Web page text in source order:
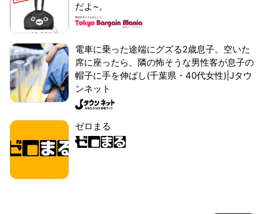
だよ~。
電車に乗った途端にグズる2歳息子。空いた
席に座ったら、隣の怖そうな男性客が息子の
帽子に手を伸ばし(千葉県・40代女性)|Jタウ
ンネット
ゼロまる